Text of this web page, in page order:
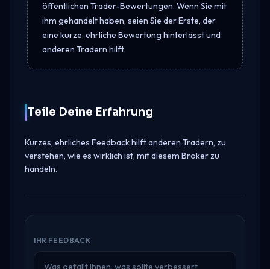
öffentlichen Trader-Bewertungen. Wenn Sie mit
ihm gehandelt haben, seien Sie der Erste, der
eine kurze, ehrliche Bewertung hinterlässt und
anderen Tradern hilft.
Teile Deine Erfahrung
Kurzes, ehrliches Feedback hilft anderen Tradern, zu
verstehen, wie es wirklich ist, mit diesem Broker zu
handeln.
IHR FEEDBACK